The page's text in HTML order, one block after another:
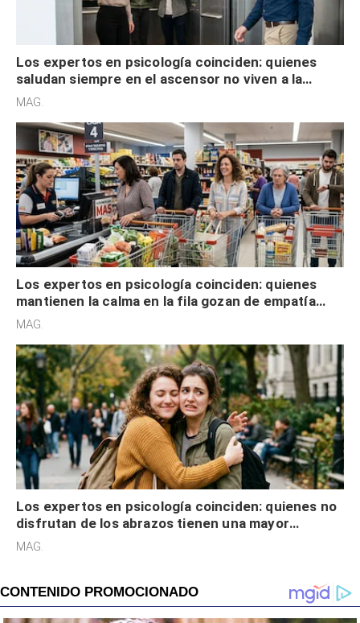
Los expertos en psicología coinciden: quienes
saludan siempre en el ascensor no viven a la
defensiva y tienen apertura social
MAG.
Los expertos en psicología coinciden: quienes
mantienen la calma en la fila gozan de empatía
cognitiva, gratitud y no solo tienen autocontrol
MAG.
Los expertos en psicología coinciden: quienes no
disfrutan de los abrazos tienen una mayor
sensibilidad a los estímulos físicos y no es por
MAG.